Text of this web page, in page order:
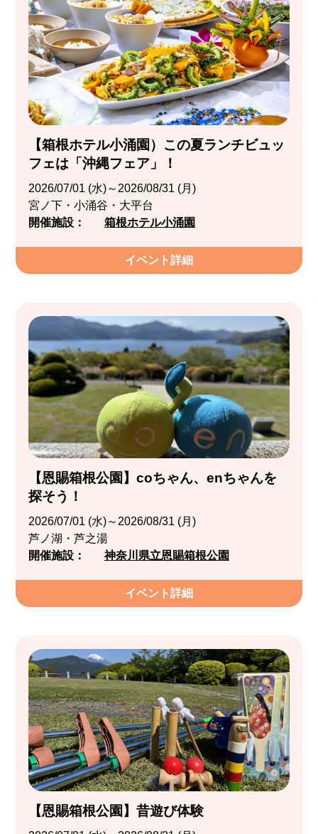
【箱根ホテル小涌園）この夏ランチビュッ
フェは「沖縄フェア」！
2026/07/01 (水)～2026/08/31 (月)
宮ノ下・小涌谷・大平台
開催施設：
箱根ホテル小涌園
イベント詳細
【恩賜箱根公園】coちゃん、enちゃんを
探そう！
2026/07/01 (水)～2026/08/31 (月)
芦ノ湖・芦之湯
開催施設：
神奈川県立恩賜箱根公園
イベント詳細
【恩賜箱根公園】昔遊び体験